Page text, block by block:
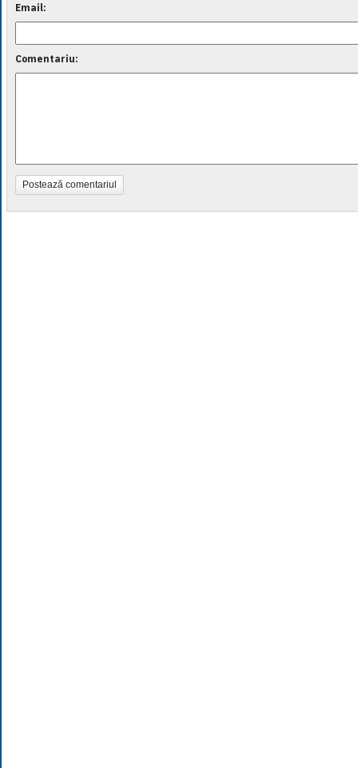
Email:
Comentariu:
Postează comentariul